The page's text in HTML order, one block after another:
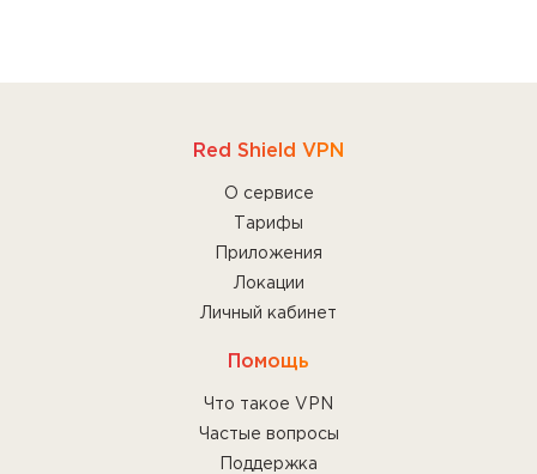
Red Shield VPN
О сервисе
Тарифы
Приложения
Локации
Личный кабинет
Помощь
Что такое VPN
Частые вопросы
Поддержка